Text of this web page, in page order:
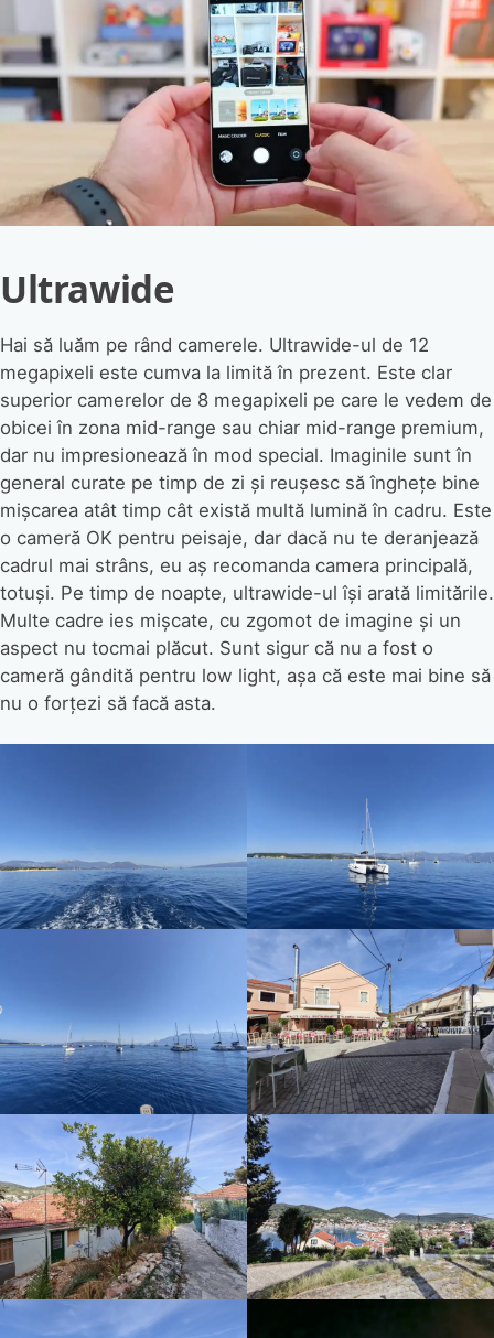
Ultrawide
Hai să luăm pe rând camerele. Ultrawide-ul de 12
megapixeli este cumva la limită în prezent. Este clar
superior camerelor de 8 megapixeli pe care le vedem de
obicei în zona mid-range sau chiar mid-range premium,
dar nu impresionează în mod special. Imaginile sunt în
general curate pe timp de zi și reușesc să înghețe bine
mișcarea atât timp cât există multă lumină în cadru. Este
o cameră OK pentru peisaje, dar dacă nu te deranjează
cadrul mai strâns, eu aș recomanda camera principală,
totuși. Pe timp de noapte, ultrawide-ul își arată limitările.
Multe cadre ies mișcate, cu zgomot de imagine și un
aspect nu tocmai plăcut. Sunt sigur că nu a fost o
cameră gândită pentru low light, așa că este mai bine să
nu o forțezi să facă asta.